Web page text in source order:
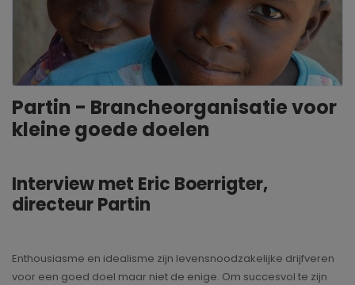
Partin - Brancheorganisatie voor
kleine goede doelen
Interview met Eric Boerrigter,
directeur Partin
Enthousiasme en idealisme zijn levensnoodzakelijke drijfveren
voor een goed doel maar niet de enige. Om succesvol te zijn